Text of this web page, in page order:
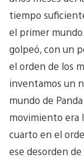
tiempo
el primer
golpeó, con un
el orden de los
inventamos un
mundo de
movimiento era
cuarto en el
ese desorden de